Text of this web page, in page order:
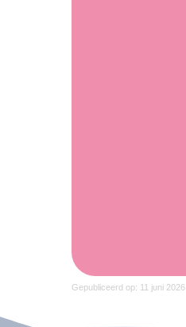
Gepubliceerd op: 11 juni 2026